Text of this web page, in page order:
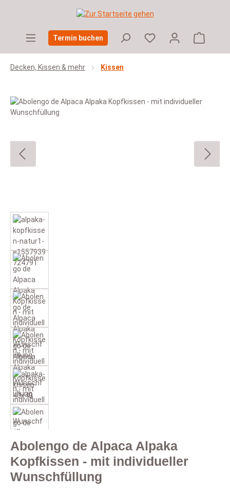
Zum Hauptinhalt springen
Termin buchen
Decken, Kissen & mehr Kissen
Bildergalerie überspringen
Abolengo de Alpaca Alpaka
Kopfkissen - mit individueller
Wunschfüllung